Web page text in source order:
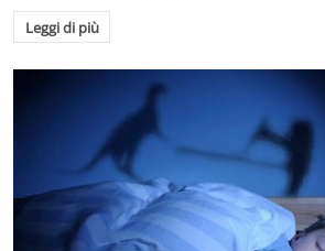
Leggi di più